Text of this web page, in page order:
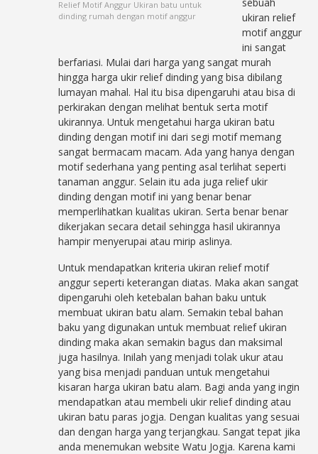
Relief Motif Anggur Ukiran batu untuk
dinding rumah dengan motif anggur
ukiran relief
motif anggur
ini sangat
berfariasi. Mulai dari harga yang sangat murah
hingga harga ukir relief dinding yang bisa dibilang
lumayan mahal. Hal itu bisa dipengaruhi atau bisa di
perkirakan dengan melihat bentuk serta motif
ukirannya. Untuk mengetahui harga ukiran batu
dinding dengan motif ini dari segi motif memang
sangat bermacam macam. Ada yang hanya dengan
motif sederhana yang penting asal terlihat seperti
tanaman anggur. Selain itu ada juga relief ukir
dinding dengan motif ini yang benar benar
memperlihatkan kualitas ukiran. Serta benar benar
dikerjakan secara detail sehingga hasil ukirannya
hampir menyerupai atau mirip aslinya.
Untuk mendapatkan kriteria ukiran relief motif
anggur seperti keterangan diatas. Maka akan sangat
dipengaruhi oleh ketebalan bahan baku untuk
membuat ukiran batu alam. Semakin tebal bahan
baku yang digunakan untuk membuat relief ukiran
dinding maka akan semakin bagus dan maksimal
juga hasilnya. Inilah yang menjadi tolak ukur atau
yang bisa menjadi panduan untuk mengetahui
kisaran harga ukiran batu alam. Bagi anda yang ingin
mendapatkan atau membeli ukir relief dinding atau
ukiran batu paras jogja. Dengan kualitas yang sesuai
dan dengan harga yang terjangkau. Sangat tepat jika
anda menemukan website Watu Jogja. Karena kami